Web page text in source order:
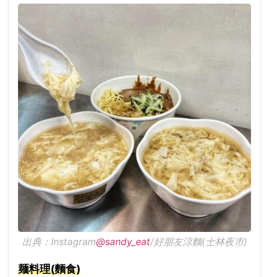
出典：Instagram@sandy_eat/好朋友涼麵(士林夜市)
麺料理(麵食)